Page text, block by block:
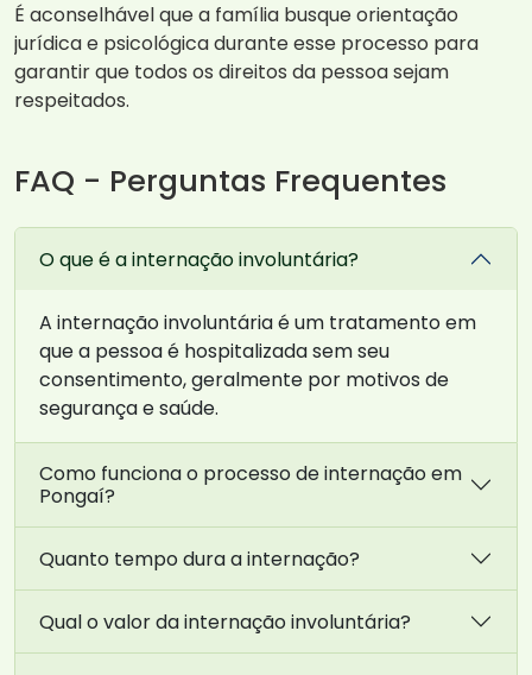
É aconselhável que a família busque orientação
jurídica e psicológica durante esse processo para
garantir que todos os direitos da pessoa sejam
respeitados.
FAQ - Perguntas Frequentes
O que é a internação involuntária?
A internação involuntária é um tratamento em
que a pessoa é hospitalizada sem seu
consentimento, geralmente por motivos de
segurança e saúde.
Como funciona o processo de internação em
Pongaí?
Quanto tempo dura a internação?
Qual o valor da internação involuntária?